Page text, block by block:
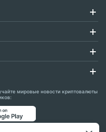
мировые новости криптовалюты